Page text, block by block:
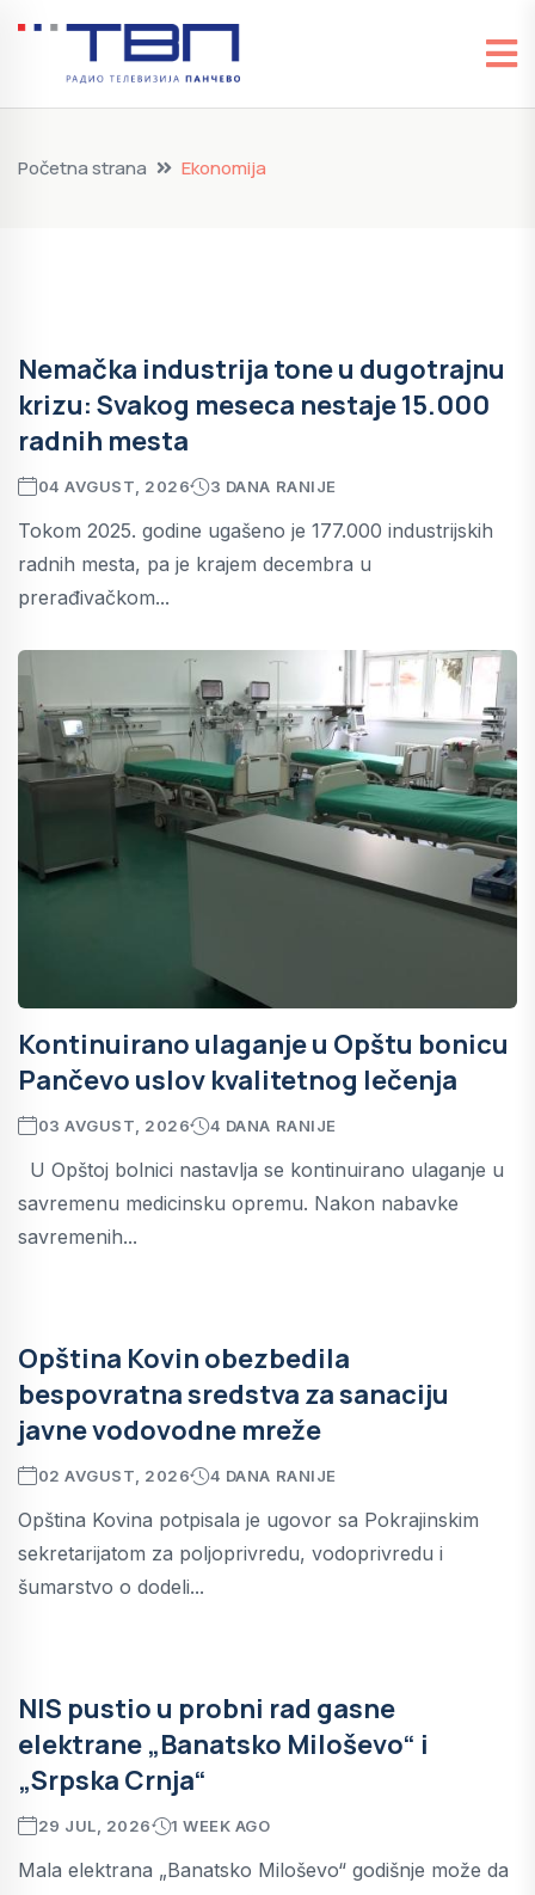
Početna strana Ekonomija
Nemačka industrija tone u dugotrajnu
krizu: Svakog meseca nestaje 15.000
radnih mesta
04 AVGUST, 2026 3 DANA RANIJE
Tokom 2025. godine ugašeno je 177.000 industrijskih
radnih mesta, pa je krajem decembra u
prerađivačkom...
Kontinuirano ulaganje u Opštu bonicu
Pančevo uslov kvalitetnog lečenja
03 AVGUST, 2026 4 DANA RANIJE
U Opštoj bolnici nastavlja se kontinuirano ulaganje u
savremenu medicinsku opremu. Nakon nabavke
savremenih...
Opština Kovin obezbedila
bespovratna sredstva za sanaciju
javne vodovodne mreže
02 AVGUST, 2026 4 DANA RANIJE
Opština Kovina potpisala je ugovor sa Pokrajinskim
sekretarijatom za poljoprivredu, vodoprivredu i
šumarstvo o dodeli...
NIS pustio u probni rad gasne
elektrane „Banatsko Miloševo“ i
„Srpska Crnja“
29 JUL, 2026 1 WEEK AGO
Mala elektrana „Banatsko Miloševo“ godišnje može da